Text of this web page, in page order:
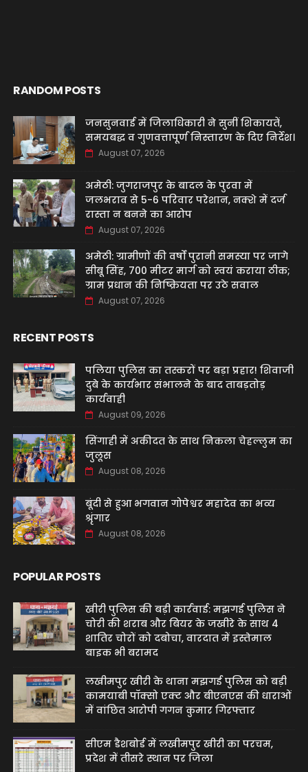
RANDOM POSTS
जनसुनवाई में जिलाधिकारी ने सुनीं शिकायतें,
समयबद्ध व गुणवत्तापूर्ण निस्तारण के दिए निर्देश।
August 07, 2026
अमेठी: जुगराजपुर के बादल के पुरवा में
जलभराव से 5-6 परिवार परेशान, नक्शे में दर्ज
रास्ता न बनने का आरोप
August 07, 2026
अमेठी: ग्रामीणों की वर्षों पुरानी समस्या पर जागे
सीबू सिंह, 700 मीटर मार्ग को स्वयं कराया ठीक;
ग्राम प्रधान की निष्क्रियता पर उठे सवाल
August 07, 2026
RECENT POSTS
पलिया पुलिस का तस्करों पर बड़ा प्रहार! शिवाजी
दुबे के कार्यभार संभालने के बाद ताबड़तोड़
कार्यवाही
August 09, 2026
सिंगाही में अकीदत के साथ निकला चेहल्लुम का
जुलूस
August 08, 2026
बूंदी से हुआ भगवान गोपेश्वर महादेव का भव्य
श्रृंगार
August 08, 2026
POPULAR POSTS
खीरी पुलिस की बड़ी कार्रवाई: मझगई पुलिस ने
चोरी की शराब और बियर के जखीरे के साथ 4
शातिर चोरों को दबोचा, वारदात में इस्तेमाल
बाइक भी बरामद
लखीमपुर खीरी के थाना मझगई पुलिस को बड़ी
कामयाबी पॉक्सो एक्ट और बीएनएस की धाराओं
में वांछित आरोपी गगन कुमार गिरफ्तार
सीएम डैशबोर्ड में लखीमपुर खीरी का परचम,
प्रदेश में तीसरे स्थान पर जिला